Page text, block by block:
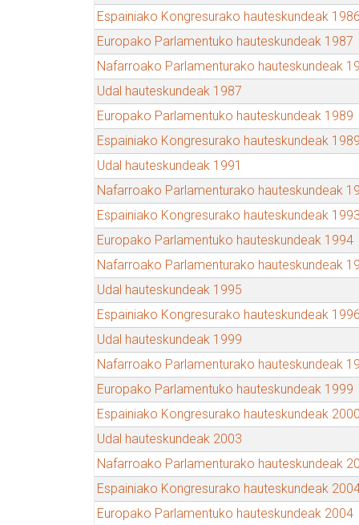
Espainiako Kongresurako hauteskundeak 1986
Europako Parlamentuko hauteskundeak 1987
Nafarroako Parlamenturako hauteskundeak
Udal hauteskundeak 1987
Europako Parlamentuko hauteskundeak 1989
Espainiako Kongresurako hauteskundeak 1989
Udal hauteskundeak 1991
Nafarroako Parlamenturako hauteskundeak
Espainiako Kongresurako hauteskundeak 1993
Europako Parlamentuko hauteskundeak 1994
Nafarroako Parlamenturako hauteskundeak
Udal hauteskundeak 1995
Espainiako Kongresurako hauteskundeak 1996
Udal hauteskundeak 1999
Nafarroako Parlamenturako hauteskundeak
Europako Parlamentuko hauteskundeak 1999
Espainiako Kongresurako hauteskundeak 2000
Udal hauteskundeak 2003
Nafarroako Parlamenturako hauteskundeak
Espainiako Kongresurako hauteskundeak
Europako Parlamentuko hauteskundeak 2004